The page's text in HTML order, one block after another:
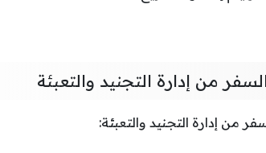
من إدارة التجنيد والتعبئة
من إدارة التجنيد والتعبئة: